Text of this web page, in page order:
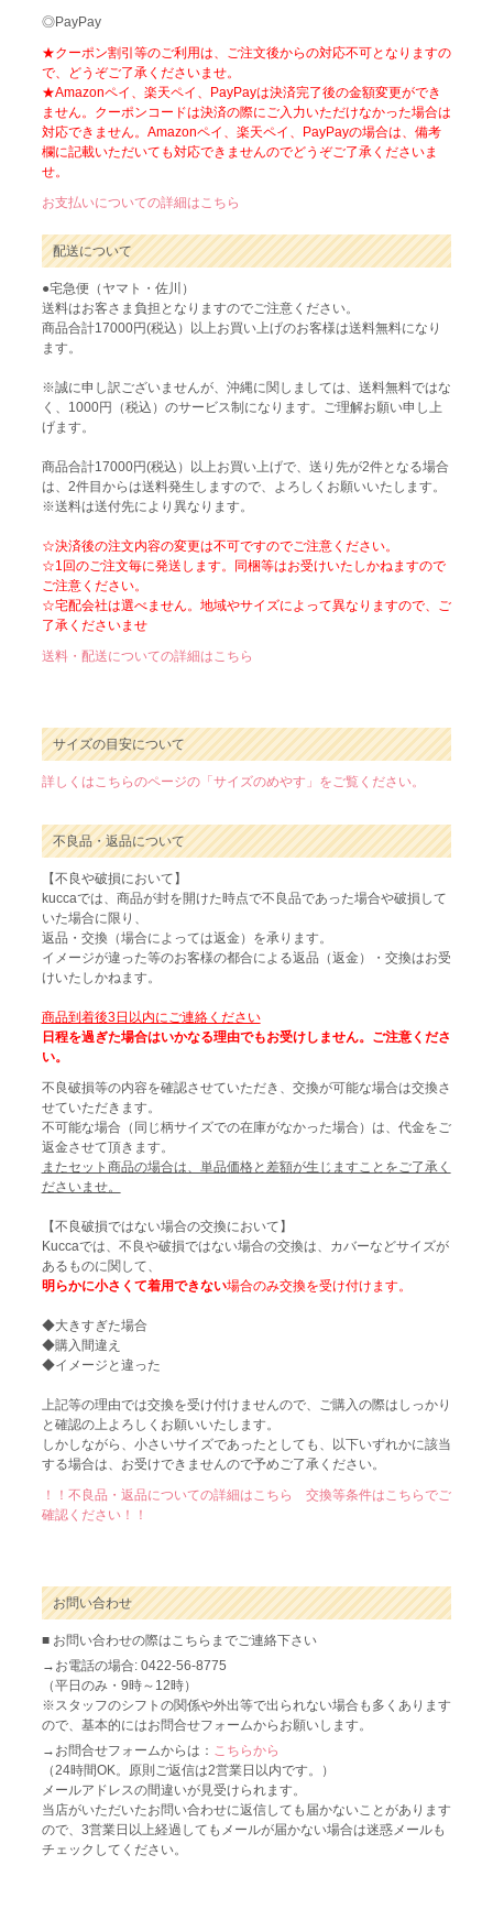
◎PayPay
★クーポン割引等のご利用は、ご注文後からの対応不可となりますの
で、どうぞご了承くださいませ。
★Amazonペイ、楽天ペイ、PayPayは決済完了後の金額変更ができ
ません。クーポンコードは決済の際にご入力いただけなかった場合は
対応できません。Amazonペイ、楽天ペイ、PayPayの場合は、備考
欄に記載いただいても対応できませんのでどうぞご了承くださいま
せ。
お支払いについての詳細はこちら
配送について
●宅急便（ヤマト・佐川）
送料はお客さま負担となりますのでご注意ください。
商品合計17000円(税込）以上お買い上げのお客様は送料無料になり
ます。
※誠に申し訳ございませんが、沖縄に関しましては、送料無料ではな
く、1000円（税込）のサービス制になります。ご理解お願い申し上
げます。
商品合計17000円(税込）以上お買い上げで、送り先が2件となる場合
は、2件目からは送料発生しますので、よろしくお願いいたします。
※送料は送付先により異なります。
☆決済後の注文内容の変更は不可ですのでご注意ください。
☆1回のご注文毎に発送します。同梱等はお受けいたしかねますので
ご注意ください。
☆宅配会社は選べません。地域やサイズによって異なりますので、ご
了承くださいませ
送料・配送についての詳細はこちら
サイズの目安について
詳しくはこちらのページの「サイズのめやす」をご覧ください。
不良品・返品について
【不良や破損において】
kuccaでは、商品が封を開けた時点で不良品であった場合や破損して
いた場合に限り、
返品・交換（場合によっては返金）を承ります。
イメージが違った等のお客様の都合による返品（返金）・交換はお受
けいたしかねます。
商品到着後3日以内にご連絡ください
日程を過ぎた場合はいかなる理由でもお受けしません。ご注意くださ
い。
不良破損等の内容を確認させていただき、交換が可能な場合は交換さ
せていただきます。
不可能な場合（同じ柄サイズでの在庫がなかった場合）は、代金をご
返金させて頂きます。
またセット商品の場合は、単品価格と差額が生じますことをご了承く
ださいませ。
【不良破損ではない場合の交換において】
Kuccaでは、不良や破損ではない場合の交換は、カバーなどサイズが
あるものに関して、
明らかに小さくて着用できない場合のみ交換を受け付けます。
◆大きすぎた場合
◆購入間違え
◆イメージと違った
上記等の理由では交換を受け付けませんので、ご購入の際はしっかり
と確認の上よろしくお願いいたします。
しかしながら、小さいサイズであったとしても、以下いずれかに該当
する場合は、お受けできませんので予めご了承ください。
！！不良品・返品についての詳細はこちら 交換等条件はこちらでご
確認ください！！
お問い合わせ
■ お問い合わせの際はこちらまでご連絡下さい
→お電話の場合: 0422-56-8775
（平日のみ・9時～12時）
※スタッフのシフトの関係や外出等で出られない場合も多くあります
ので、基本的にはお問合せフォームからお願いします。
→お問合せフォームからは： こちらから
（24時間OK。原則ご返信は2営業日以内です。）
メールアドレスの間違いが見受けられます。
当店がいただいたお問い合わせに返信しても届かないことがあります
ので、3営業日以上経過してもメールが届かない場合は迷惑メールも
チェックしてください。